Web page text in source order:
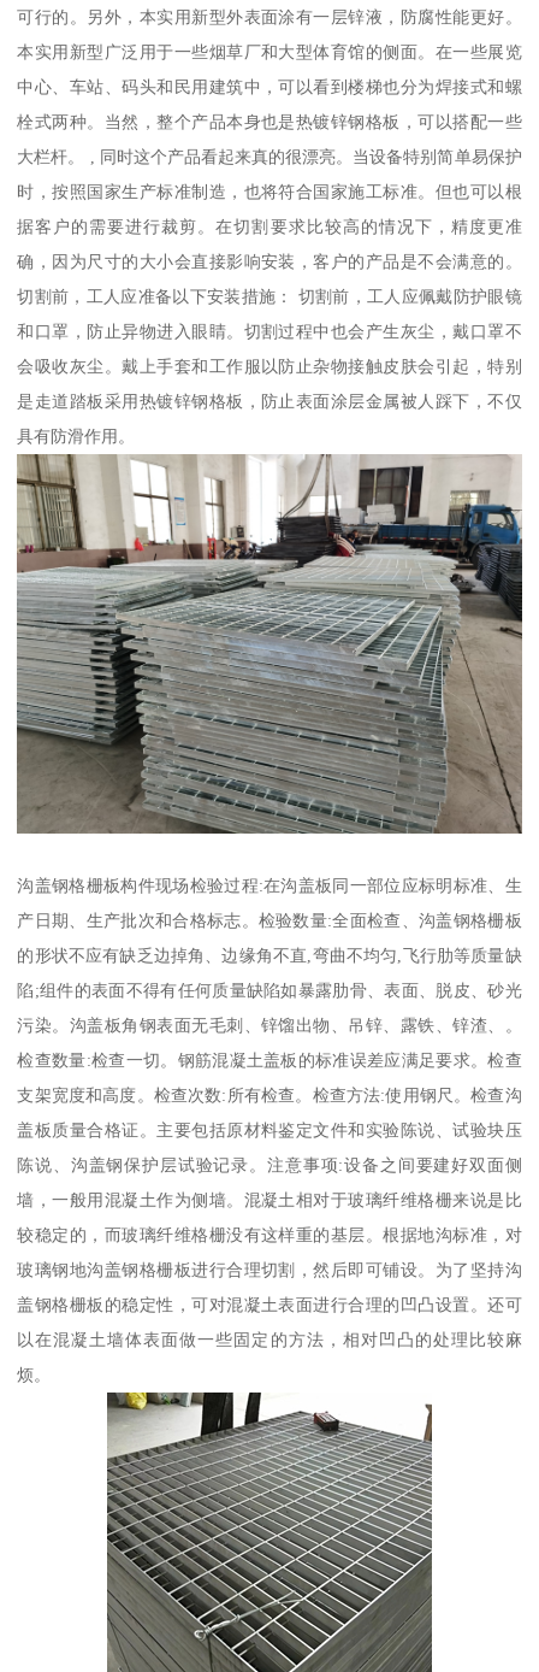
可行的。另外，本实用新型外表面涂有一层锌液，防腐性能更好。
本实用新型广泛用于一些烟草厂和大型体育馆的侧面。在一些展览
中心、车站、码头和民用建筑中，可以看到楼梯也分为焊接式和螺
栓式两种。当然，整个产品本身也是热镀锌钢格板，可以搭配一些
大栏杆。 , 同时这个产品看起来真的很漂亮。当设备特别简单易保护
时，按照国家生产标准制造，也将符合国家施工标准。但也可以根
据客户的需要进行裁剪。在切割要求比较高的情况下，精度更准
确，因为尺寸的大小会直接影响安装，客户的产品是不会满意的。
切割前，工人应准备以下安装措施： 切割前，工人应佩戴防护眼镜
和口罩，防止异物进入眼睛。切割过程中也会产生灰尘，戴口罩不
会吸收灰尘。戴上手套和工作服以防止杂物接触皮肤会引起，特别
是走道踏板采用热镀锌钢格板，防止表面涂层金属被人踩下，不仅
具有防滑作用。
沟盖钢格栅板构件现场检验过程:在沟盖板同一部位应标明标准、生
产日期、生产批次和合格标志。检验数量:全面检查、沟盖钢格栅板
的形状不应有缺乏边掉角、边缘角不直,弯曲不均匀,飞行肋等质量缺
陷;组件的表面不得有任何质量缺陷如暴露肋骨、表面、脱皮、砂光
污染。沟盖板角钢表面无毛刺、锌馏出物、吊锌、露铁、锌渣、。
检查数量:检查一切。钢筋混凝土盖板的标准误差应满足要求。检查
支架宽度和高度。检查次数:所有检查。检查方法:使用钢尺。检查沟
盖板质量合格证。主要包括原材料鉴定文件和实验陈说、试验块压
陈说、沟盖钢保护层试验记录。注意事项:设备之间要建好双面侧
墙，一般用混凝土作为侧墙。混凝土相对于玻璃纤维格栅来说是比
较稳定的，而玻璃纤维格栅没有这样重的基层。根据地沟标准，对
玻璃钢地沟盖钢格栅板进行合理切割，然后即可铺设。为了坚持沟
盖钢格栅板的稳定性，可对混凝土表面进行合理的凹凸设置。还可
以在混凝土墙体表面做一些固定的方法，相对凹凸的处理比较麻
烦。